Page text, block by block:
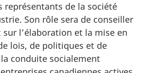
représentants de la société
Son rôle sera de conseiller
l’élaboration et la mise en
lois, de politiques et de
conduite socialement